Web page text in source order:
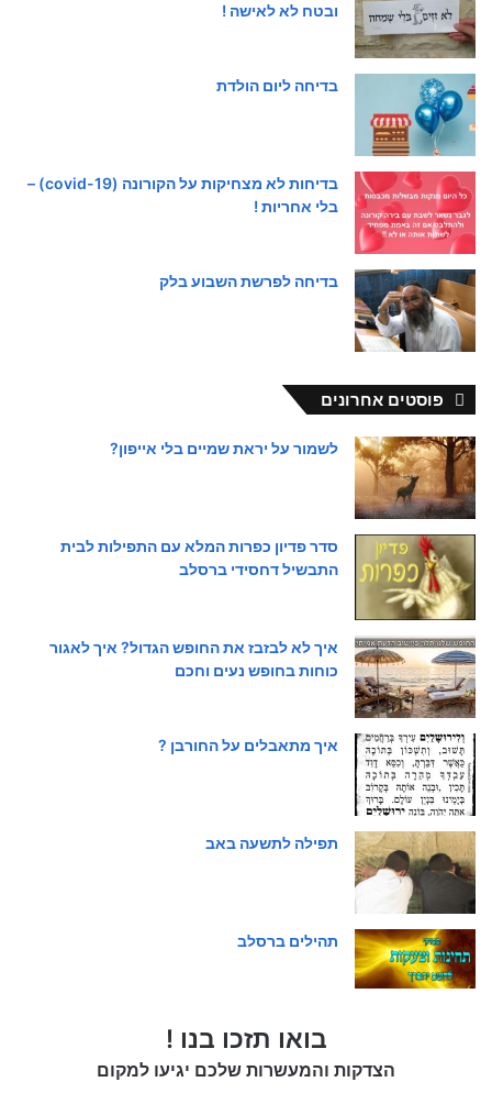
ובטח לא לאישה !
בדיחה ליום הולדת
בדיחות לא מצחיקות על הקורונה (covid-19) –
בלי אחריות !
בדיחה לפרשת השבוע בלק
פוסטים אחרונים
לשמור על יראת שמיים בלי אייפון?
סדר פדיון כפרות המלא עם התפילות לבית
התבשיל דחסידי ברסלב
איך לא לבזבז את החופש הגדול? איך לאגור
כוחות בחופש נעים וחכם
איך מתאבלים על החורבן ?
תפילה לתשעה באב
תהילים ברסלב
בואו תזכו בנו !
הצדקות והמעשרות שלכם יגיעו למקום